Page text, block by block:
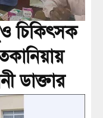
চিকিৎসক
ডাক্তার